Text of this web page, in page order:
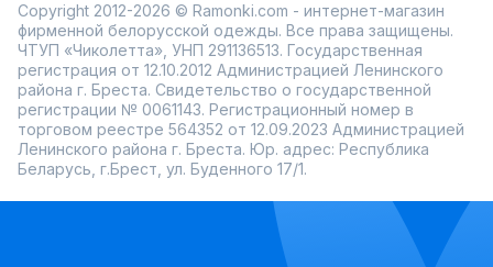
Copyright 2012-2026 © Ramonki.com - интернет-магазин
фирменной белорусской одежды. Все права защищены.
ЧТУП «Чиколетта», УНП 291136513. Государственная
регистрация от 12.10.2012 Администрацией Ленинского
района г. Бреста. Свидетельство о государственной
регистрации № 0061143. Регистрационный номер в
торговом реестре 564352 от 12.09.2023 Администрацией
Ленинского района г. Бреста. Юр. адрес: Республика
Беларусь, г.Брест, ул. Буденного 17/1.